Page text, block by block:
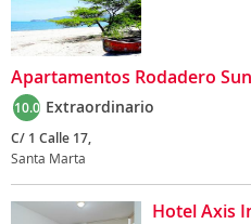
Apartamentos Rodadero
10.0 Extraordinario
C/ 1 Calle 17,
Santa Marta
Hotel Axis